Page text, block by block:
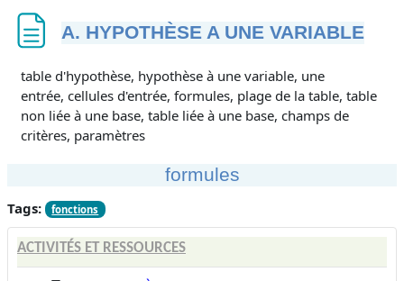
A. HYPOTHÈSE A UNE VARIABLE
Conditions d’achèvement
table d'hypothèse, hypothèse à une variable, une
entrée, cellules d'entrée, formules, plage de la table, table
non liée à une base, table liée à une base, champs de
critères, paramètres
formules
Tags: fonctions
ACTIVITÉS ET RESSOURCES